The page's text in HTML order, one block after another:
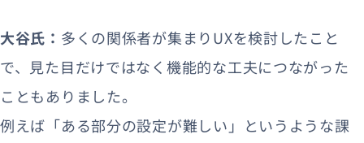
大谷氏： 多くの関係者が集まりUXを検討したこと
で、見た目だけではなく機能的な工夫につながった
こともありました。
例えば「ある部分の設定が難しい」というような課